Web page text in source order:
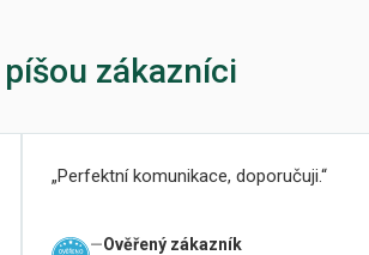
zákazníci
Perfektní komunikace, doporučuji.
Ověřený zákazník